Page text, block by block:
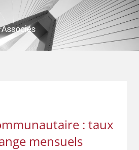
: taux
mensuels